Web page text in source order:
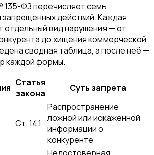
135-ФЗ перечисляет семь
действий. Каждая
отдельный вид нарушения — от
до хищения коммерческой
сводная таблица, а после неё —
каждой формы.
Статья
закона
Суть запрета
Ст. 14.1
Распространение
ложной или искаженной
информации о
конкуренте